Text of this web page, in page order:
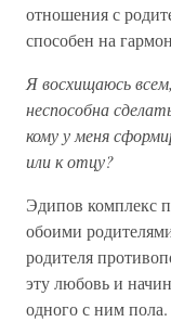
отношения с
способен на
Я восхищаюсь
неспособна
кому у меня
или к отцу?
Эдипов комплекс
обоими
родителя
эту любовь и
одного с ним пола.